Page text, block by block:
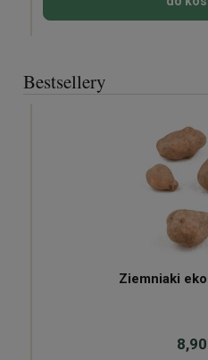
Bestsellery
Ziemniaki